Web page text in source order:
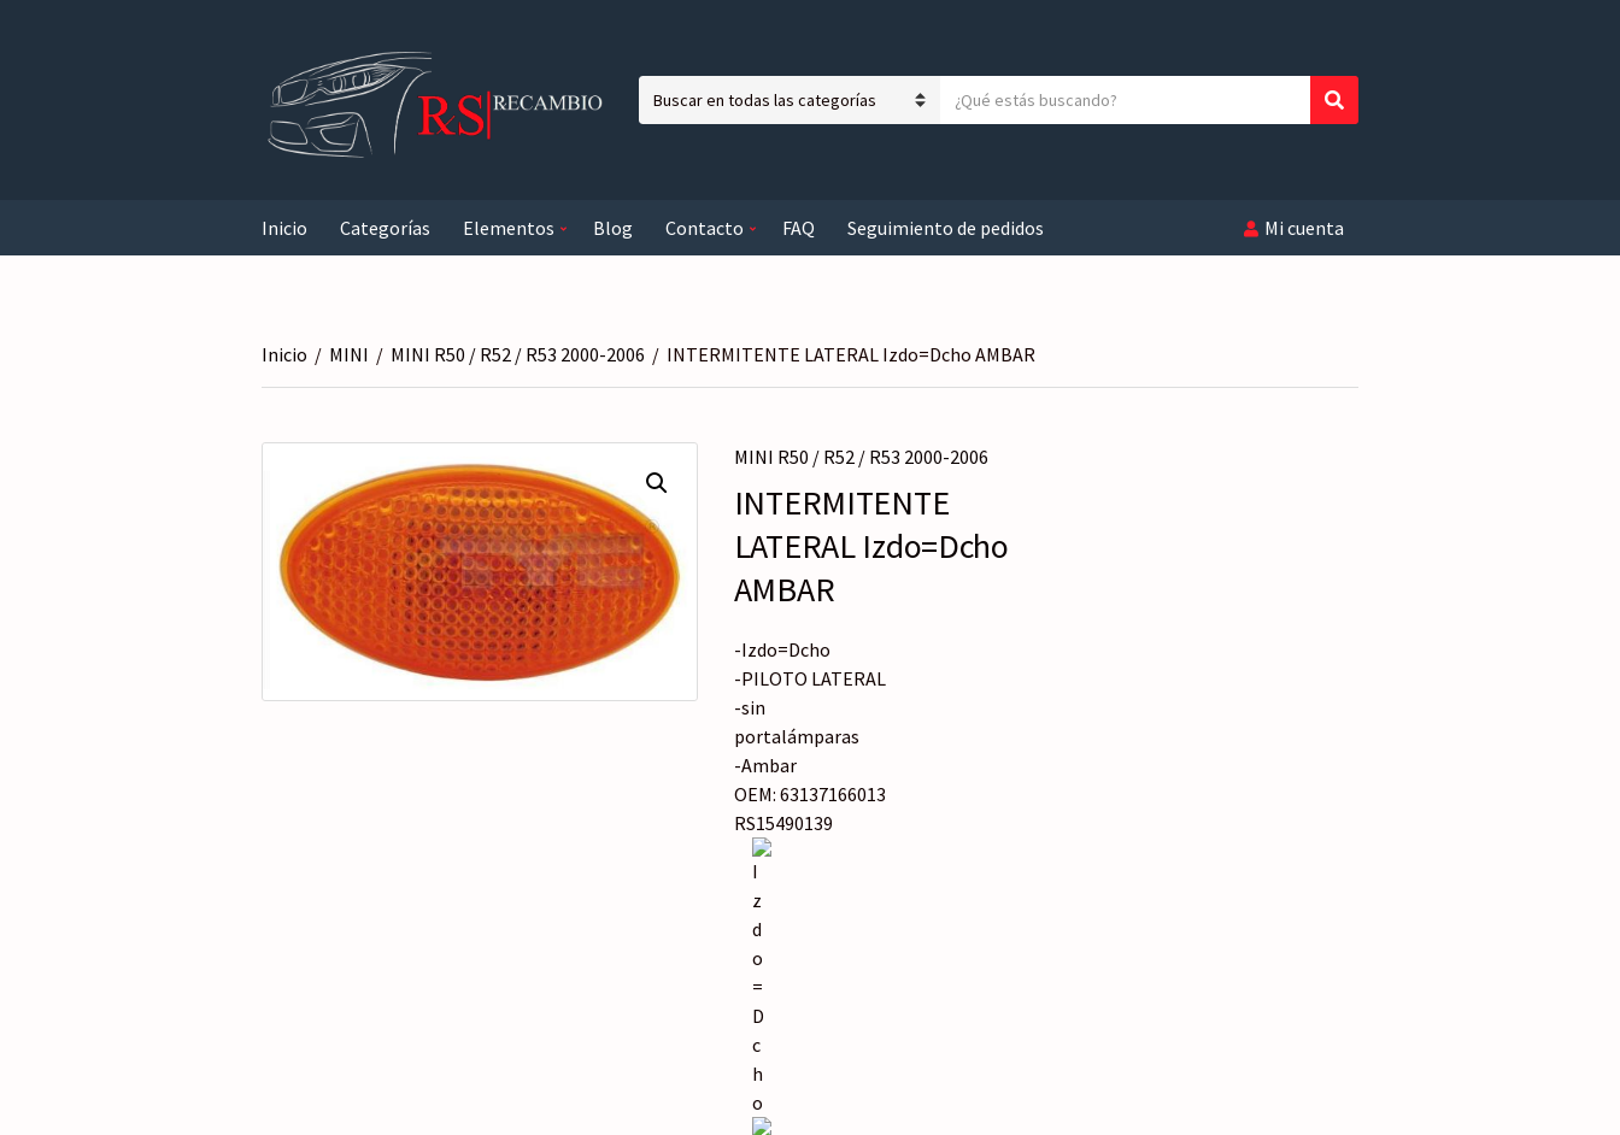
e
l
e
g
o
r
í
a
a
b
c
Buscar
Inicio Categorías Elementos Blog Contacto FAQ Seguimiento de pedidos Mi cuenta
Inicio / MINI / MINI R50 / R52 / R53 2000-2006 / INTERMITENTE LATERAL Izdo=Dcho AMBAR
MINI R50 / R52 / R53 2000-2006
INTERMITENTE
LATERAL Izdo=Dcho
AMBAR
-Izdo=Dcho
-PILOTO LATERAL
-sin
portalámparas
-Ambar
OEM: 63137166013
RS15490139